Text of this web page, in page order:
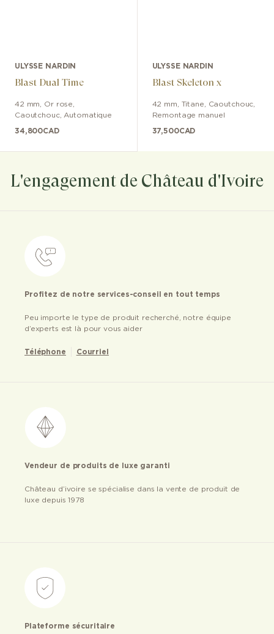
ULYSSE NARDIN
Blast Dual Time
42 mm Or rose
Caoutchouc, Automatique
34,800CAD
ULYSSE NARDIN
Blast Skeleton x
42 mm Titane Caoutchouc
Remontage manuel
37,500CAD
L'engagement de Château d'Ivoire
Profitez de notre services-conseil en tout temps
Peu importe le type de produit recherché, notre équipe
d’experts est là pour vous aider
Téléphone Courriel
Vendeur de produits de luxe garanti
Château d’ivoire se spécialise dans la vente de produit de
luxe depuis 1978
Plateforme sécuritaire